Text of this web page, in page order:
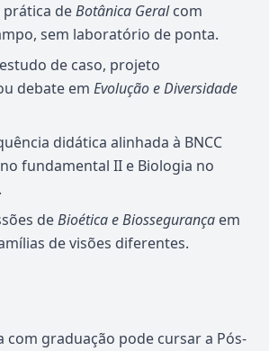
prática deBotânica Geralcom
sem laboratório de ponta.
de caso, projeto
debate em Evolução e Diversidade
didática alinhada à BNCC
fundamental II e Biologia no
deBioética e Biossegurança em
de visões diferentes.
com graduação pode cursar a Pós-